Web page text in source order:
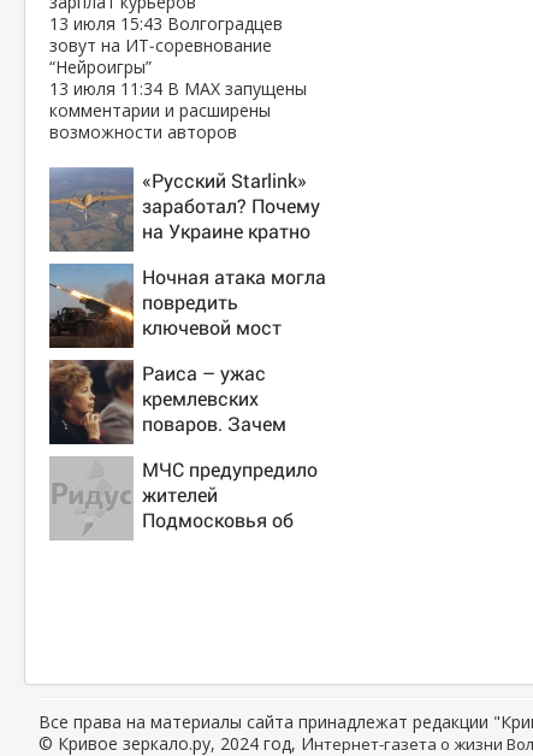
13 июля 15:43 Волгоградцев
зовут на ИТ‑соревнование
“Нейроигры”
13 июля 11:34 В МАХ запущены
комментарии и расширены
возможности авторов
«Русский Starlink»
заработал? Почему
на Украине кратно
точность попаданий
по объектам ВСУ
Ночная атака могла
повредить
ключевой мост
Одесской области
Раиса – ужас
кремлевских
поваров. Зачем
требовала пять
видов каши каждое
утро?
МЧС предупредило
жителей
Подмосковья об
Все права на материалы сайта принадлежат редакции
© Кривое зеркало.ру, 2024 год, Интернет-газета о жизни